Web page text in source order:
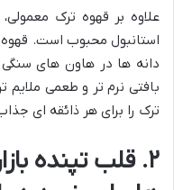
علاوه بر قهوه ترک
استانبول محبوب است.
دانه ها در هاون های
بافتی نرم تر و طعمی
ترک را برای هر ذائقه ای
۲. قلب تپنده